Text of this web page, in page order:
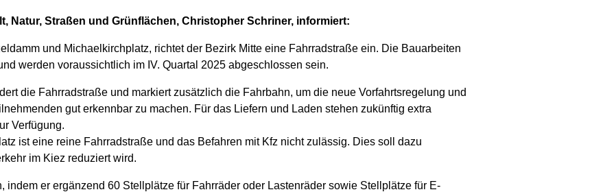
Natur, Straßen und Grünflächen, Christopher Schriner, informiert:
und Michaelkirchplatz, richtet der Bezirk Mitte eine Fahrradstraße ein. Die Bauarbeiten
werden voraussichtlich im IV. Quartal 2025 abgeschlossen sein.
die Fahrradstraße und markiert zusätzlich die Fahrbahn, um die neue Vorfahrtsregelung und
gut erkennbar zu machen. Für das Liefern und Laden stehen zukünftig extra
Verfügung.
ist eine reine Fahrradstraße und das Befahren mit Kfz nicht zulässig. Dies soll dazu
im Kiez reduziert wird.
indem er ergänzend 60 Stellplätze für Fahrräder oder Lastenräder sowie Stellplätze für E-